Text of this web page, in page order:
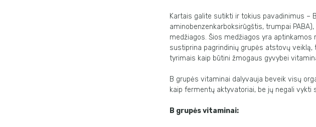
Kartais galite sutikti ir tokius pavadinimus –
aminobenzenkarboksirūgštis, trumpai
medžiagos. Šios medžiagos yra
sustiprina pagrindinių grupės atstovų
tyrimais kaip būtini žmogaus gyvybei
B grupės vitaminai dalyvauja beveik visų
kaip fermentų aktyvatoriai, be jų negali vykti
B grupės vitaminai: